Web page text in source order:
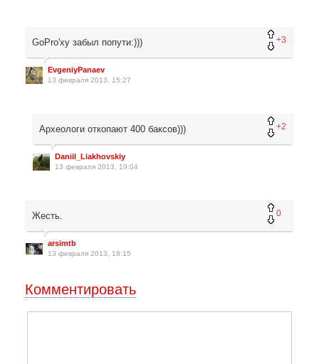
+3
GoPro'ху забыл попути:)))
EvgeniyPanaev
13 февраля 2013, 15:27
+2
Археологи откопают 400 баксов)))
Daniil_Liakhovskiy
13 февраля 2013, 19:04
0
Жесть.
arsimtb
13 февраля 2013, 18:15
Комментировать